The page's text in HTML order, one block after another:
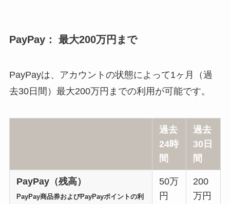
PayPay： 最大200万円まで
PayPayは、アカウントの状態によって1ヶ月（過
去30日間）最大200万円までの利用が可能です。
過去
24時
間
過去
30日
間
PayPay（残高）
PayPay商品券およびPayPayポイントの利
50万
円
200
万円